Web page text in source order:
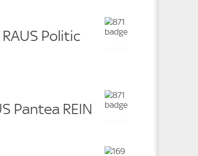
Politic
Pantea REIN